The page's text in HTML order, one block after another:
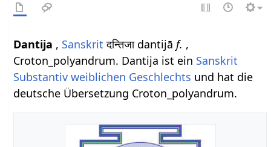
Dantija , Sanskrit दन्तिजा dantijāf. ,
Croton_polyandrum. Dantija ist ein Sanskrit
Substantiv weiblichen Geschlechts und hat die
deutsche Übersetzung Croton_polyandrum.